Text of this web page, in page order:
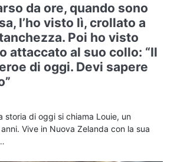
da ore, quando sono
l’ho visto lì, crollato a
Poi ho visto
attaccato al suo collo: “Il
di oggi. Devi sapere
storia di oggi si chiama Louie, un
Vive in Nuova Zelanda con la sua